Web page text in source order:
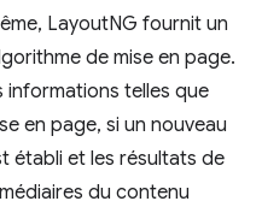
LayoutNG fournit un
de mise en page.
informations telles que
en page, si un nouveau
établi et les résultats de
du contenu